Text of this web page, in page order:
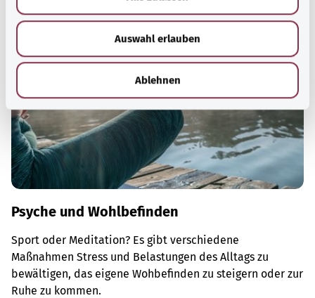
Auswahl erlauben
Ablehnen
Psyche und Wohlbefinden
Sport oder Meditation? Es gibt verschiedene
Maßnahmen Stress und Belastungen des Alltags zu
bewältigen, das eigene Wohbefinden zu steigern oder zur
Ruhe zu kommen.